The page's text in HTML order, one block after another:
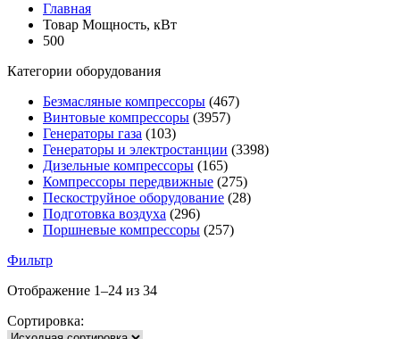
Главная
Товар Мощность, кВт
500
Категории оборудования
Безмасляные компрессоры (467)
Винтовые компрессоры (3957)
Генераторы газа (103)
Генераторы и электростанции (3398)
Дизельные компрессоры (165)
Компрессоры передвижные (275)
Пескоструйное оборудование (28)
Подготовка воздуха (296)
Поршневые компрессоры (257)
Фильтр
Отображение 1–24 из 34
Сортировка: